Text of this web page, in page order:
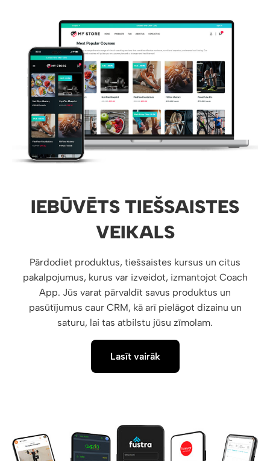
IEBŪVĒTS TIEŠSAISTES
VEIKALS
Pārdodiet produktus, tiešsaistes kursus un citus
pakalpojumus, kurus var izveidot, izmantojot Coach
App. Jūs varat pārvaldīt savus produktus un
pasūtījumus caur CRM, kā arī pielāgot dizainu un
saturu, lai tas atbilstu jūsu zīmolam.
Lasīt vairāk